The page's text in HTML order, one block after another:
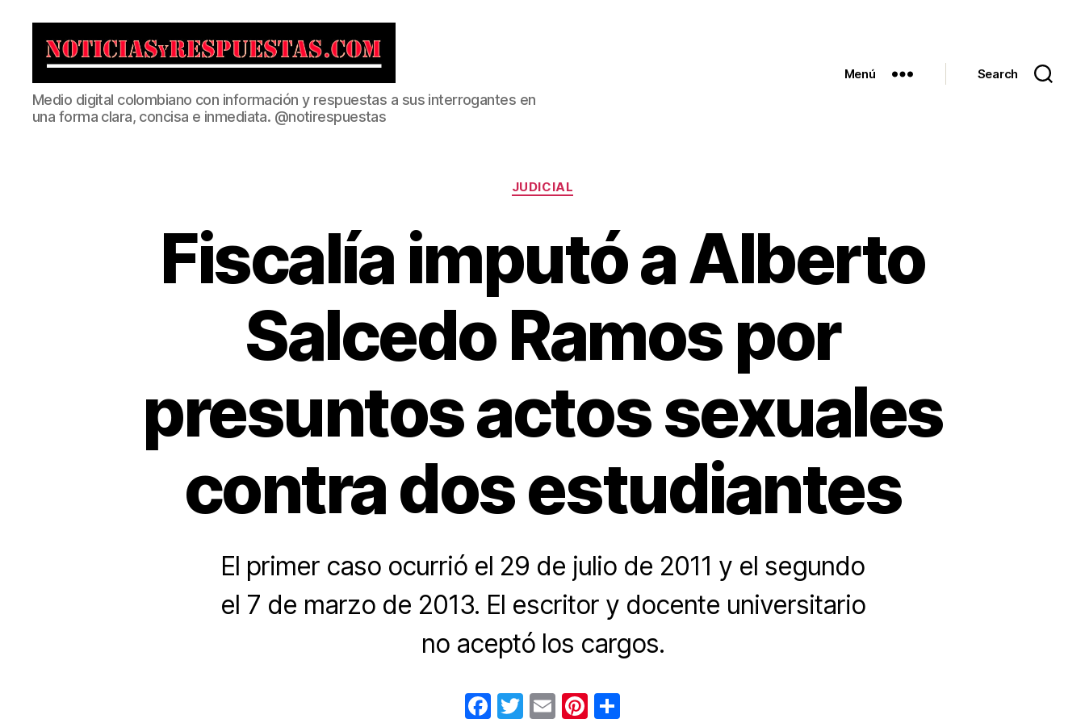
Noticias
y
Respuestas
Medio digital colombiano con información y respuestas a sus interrogantes en
una forma clara, concisa e inmediata. @notirespuestas
Menú Search
Categorías
JUDICIAL
Fiscalía imputó a Alberto
Salcedo Ramos por
presuntos actos sexuales
contra dos estudiantes
El primer caso ocurrió el 29 de julio de 2011 y el segundo
el 7 de marzo de 2013. El escritor y docente universitario
no aceptó los cargos.
F T E Pi